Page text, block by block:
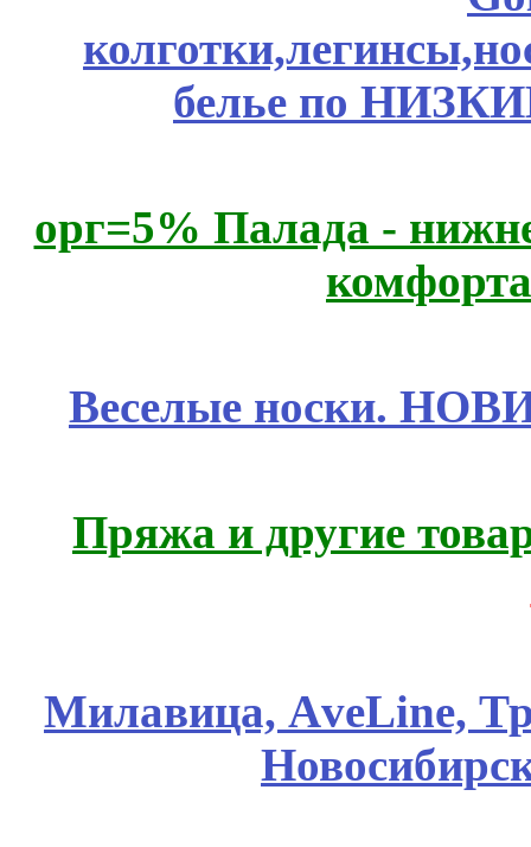
белье по
орг=5% Палада -
Веселые носки.
Пряжа и другие
Милавица, АveLine,